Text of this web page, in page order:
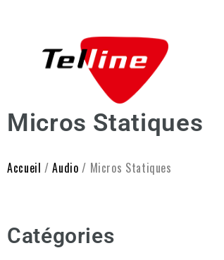
Micros Statiques
Accueil /Audio / Micros Statiques
Catégories